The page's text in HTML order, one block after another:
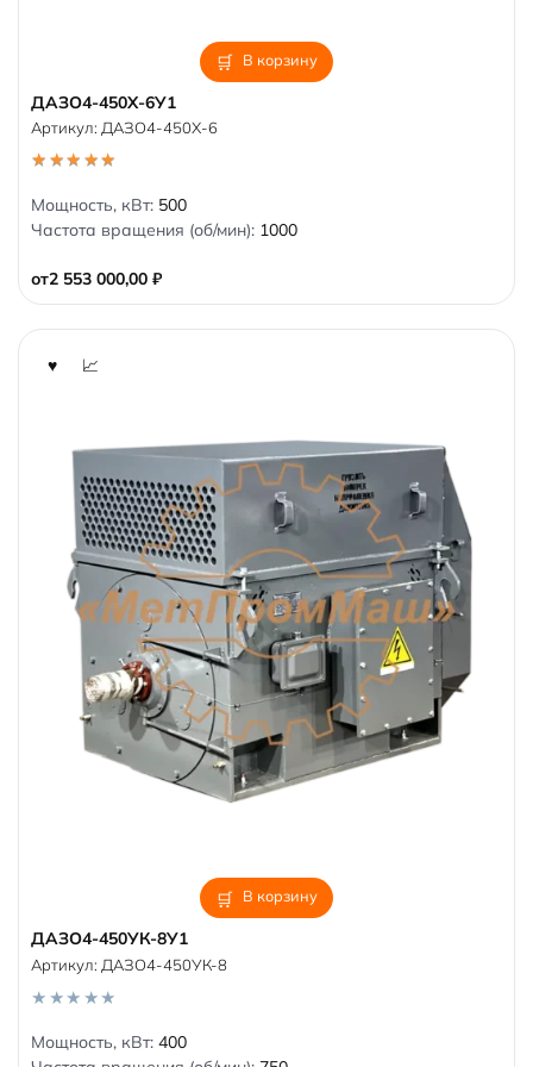
В корзину
ДАЗО4-450Х-6У1
от2 553 000,00 ₽
Артикул: ДАЗО4-450Х-6
5.00 out of 5
Мощность, кВт: 500
Частота вращения (об/мин): 1000
В корзину
ДАЗО4-450УК-8У1
Артикул: ДАЗО4-450УК-8
0
o
Мощность, кВт: 400